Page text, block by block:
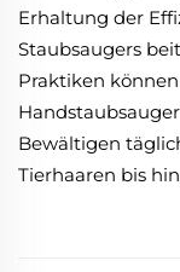
Erhaltung der
Staubsaugers
Praktiken
Bewältigen
Tierhaaren bis